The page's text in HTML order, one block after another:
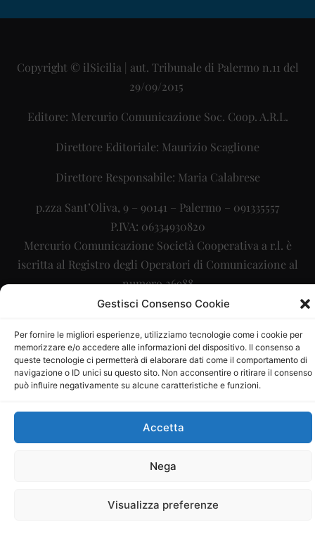
Gestisci Consenso Cookie
Per fornire le migliori esperienze, utilizziamo tecnologie come i cookie per
memorizzare e/o accedere alle informazioni del dispositivo. Il consenso a
queste tecnologie ci permetterà di elaborare dati come il comportamento di
navigazione o ID unici su questo sito. Non acconsentire o ritirare il consenso
può influire negativamente su alcune caratteristiche e funzioni.
Accetta
Nega
Visualizza preferenze
Copyright © ilSicilia | aut. Tribunale di Palermo n.11 del
29/09/2015
Editore: Mercurio Comunicazione Soc. Coop. A.R.L.
Direttore Editoriale: Maurizio Scaglione
Direttore Responsabile: Maria Calabrese
p.zza Sant’Oliva, 9 – 90141 – Palermo – 091335557
P.IVA: 06334930820
Mercurio Comunicazione Società Cooperativa a r.l. è
iscritta al Registro degli Operatori di Comunicazione al
numero 26988